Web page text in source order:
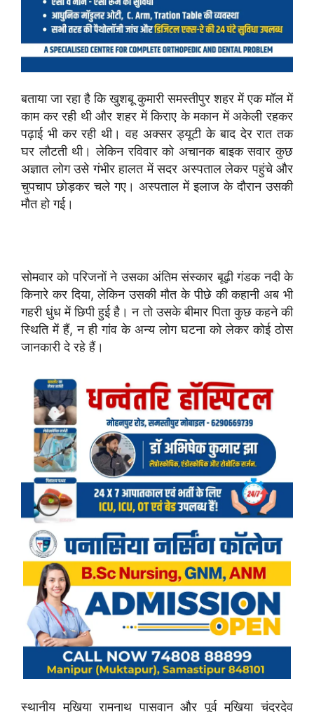
बताया जा रहा है कि खुशबू कुमारी समस्तीपुर शहर में एक मॉल में
काम कर रही थी और शहर में किराए के मकान में अकेली रहकर
पढ़ाई भी कर रही थी। वह अक्सर ड्यूटी के बाद देर रात तक
घर लौटती थी। लेकिन रविवार को अचानक बाइक सवार कुछ
अज्ञात लोग उसे गंभीर हालत में सदर अस्पताल लेकर पहुंचे और
चुपचाप छोड़कर चले गए। अस्पताल में इलाज के दौरान उसकी
मौत हो गई।
सोमवार को परिजनों ने उसका अंतिम संस्कार बूढ़ी गंडक नदी के
किनारे कर दिया, लेकिन उसकी मौत के पीछे की कहानी अब भी
गहरी धुंध में छिपी हुई है। न तो उसके बीमार पिता कुछ कहने की
स्थिति में हैं, न ही गांव के अन्य लोग घटना को लेकर कोई ठोस
जानकारी दे रहे हैं।
स्थानीय मुखिया रामनाथ पासवान और पूर्व मुखिया चंद्रदेव